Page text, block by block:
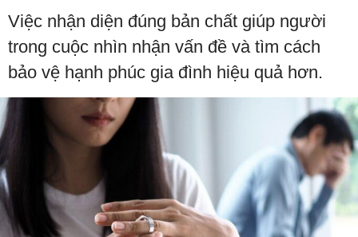
Việc nhận diện đúng bản chất giúp người
trong cuộc nhìn nhận vấn đề và tìm cách
bảo vệ hạnh phúc gia đình hiệu quả hơn.